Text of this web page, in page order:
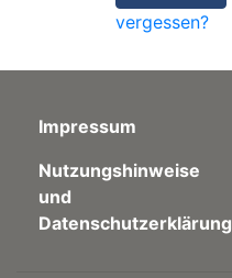
Paper
App
vergessen?
Impressum
Nutzungshinweise
und
Datenschutzerklärung